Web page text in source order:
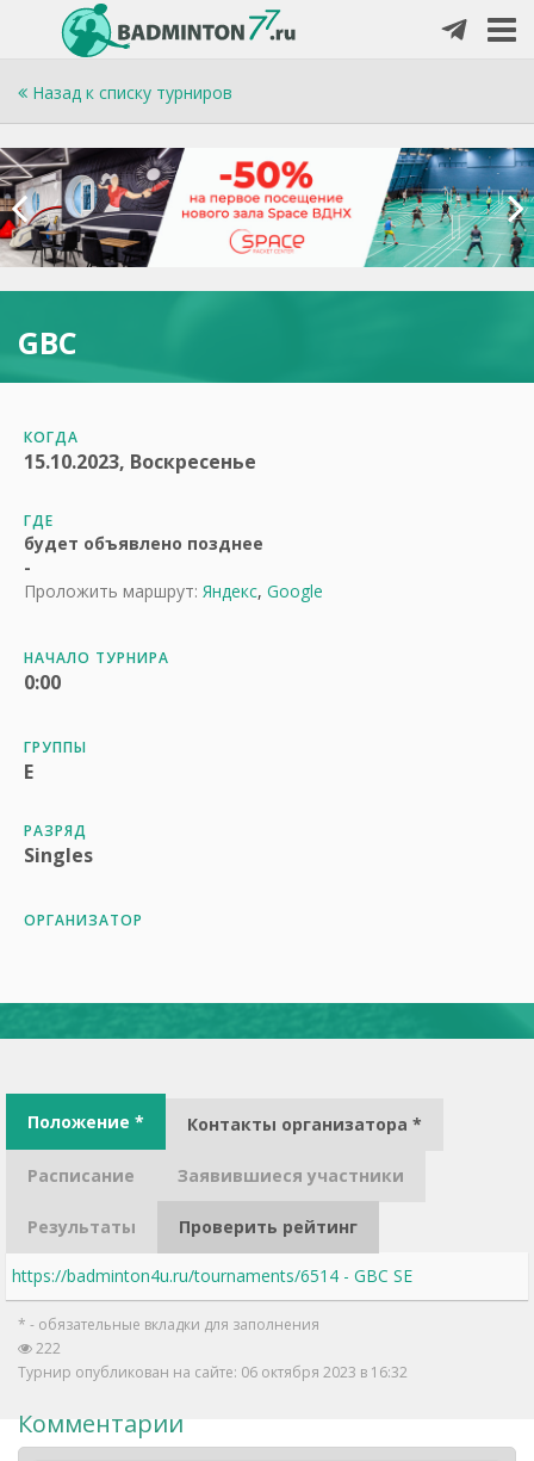
Назад к списку турниров
GBC
КОГДА
15.10.2023, Воскресенье
ГДЕ
будет объявлено позднее
-
Проложить маршрут: Яндекс, Google
НАЧАЛО ТУРНИРА
0:00
ГРУППЫ
E
РАЗРЯД
Singles
ОРГАНИЗАТОР
Положение * Контакты организатора *
Расписание Заявившиеся участники
Результаты Проверить рейтинг
https://badminton4u.ru/tournaments/6514 - GBC SE
* - обязательные вкладки для заполнения
222
Турнир опубликован на сайте: 06 октября 2023 в 16:32
Комментарии